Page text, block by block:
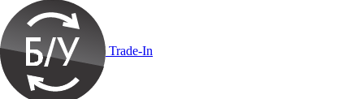
Trade-In